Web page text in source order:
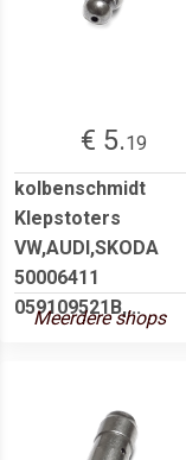
€ 5.19
kolbenschmidt
Klepstoters
VW,AUDI,SKODA
50006411
059109521B,...
Meerdere shops